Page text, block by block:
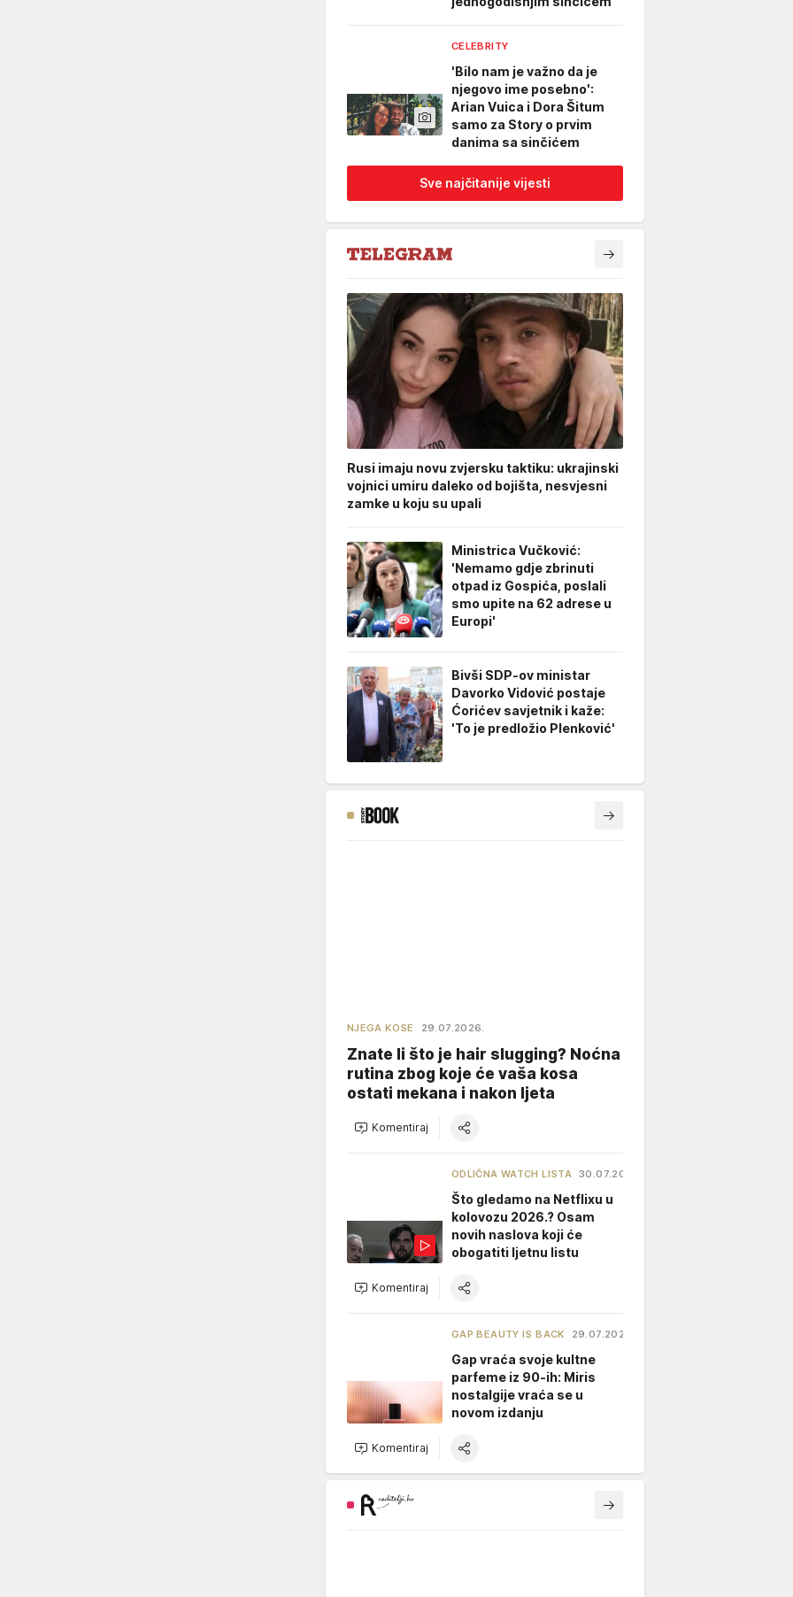
CELEBRITY
'Bilo nam je važno da je
njegovo ime posebno':
Arian Vuica i Dora Šitum
samo za Story o prvim
danima sa sinčićem
Sve najčitanije vijesti
Rusi imaju novu zvjersku taktiku: ukrajinski
vojnici umiru daleko od bojišta, nesvjesni
zamke u koju su upali
Ministrica Vučković:
'Nemamo gdje zbrinuti
otpad iz Gospića, poslali
smo upite na 62 adrese u
Europi'
Bivši SDP-ov ministar
Davorko Vidović postaje
Ćorićev savjetnik i kaže:
'To je predložio Plenković'
NJEGA KOSE 29.07.2026.
Znate li što je hair slugging? Noćna
rutina zbog koje će vaša kosa
ostati mekana i nakon ljeta
Komentiraj
ODLIČNA WATCH LISTA 30.07.2026.
Što gledamo na Netflixu u
kolovozu 2026.? Osam
novih naslova koji će
obogatiti ljetnu listu
Komentiraj
GAP BEAUTY IS BACK 29.07.2026.
Gap vraća svoje kultne
parfeme iz 90-ih: Miris
nostalgije vraća se u
novom izdanju
Komentiraj